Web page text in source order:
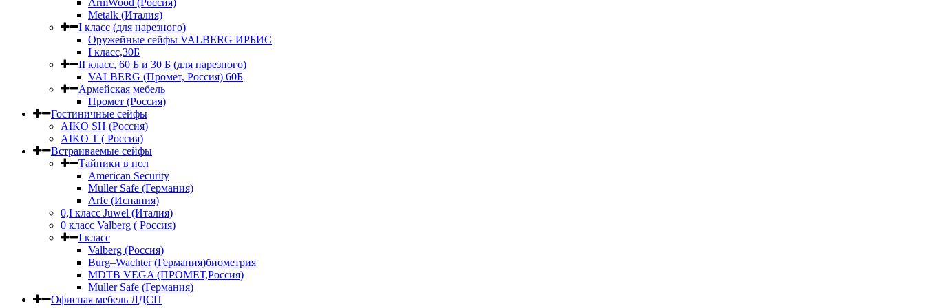
ArmWood (Россия)
Metalk (Италия)
I класс (для нарезного)
Оружейные сейфы VALBERG ИРБИС
I класс,30Б
II класс, 60 Б и 30 Б (для нарезного)
VALBERG (Промет, Россия) 60Б
Армейская мебель
Промет (Россия)
Гостиничные сейфы
AIKO SH (Россия)
AIKO Т ( Россия)
Встраиваемые сейфы
Тайники в пол
American Security
Muller Safe (Германия)
Arfe (Испания)
0,I класс Juwel (Италия)
0 класс Valberg ( Россия)
I класс
Valberg (Россия)
Burg–Wachter (Германия)биометрия
MDTB VEGA (ПРОМЕТ,Россия)
Muller Safe (Германия)
Офисная мебель ЛДСП